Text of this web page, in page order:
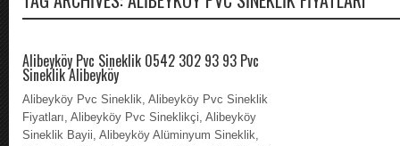
Alibeyköy Pvc Sineklik 0542 302 93 93 Pvc
Sineklik Alibeyköy
Alibeyköy Pvc Sineklik, Alibeyköy Pvc Sineklik
Fiyatları, Alibeyköy Pvc Sineklikçi, Alibeyköy
Sineklik Bayii, Alibeyköy Alüminyum Sineklik,